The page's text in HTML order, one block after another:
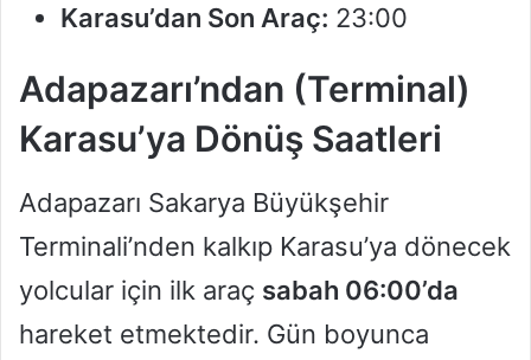
Karasu’dan Son Araç: 23:00
Adapazarı’ndan (Terminal)
Karasu’ya Dönüş Saatleri
Adapazarı Sakarya Büyükşehir
Terminali’nden kalkıp Karasu’ya dönecek
yolcular için ilk araç sabah 06:00’da
hareket etmektedir. Gün boyunca